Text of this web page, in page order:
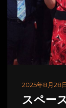
2025年8月28
スペー